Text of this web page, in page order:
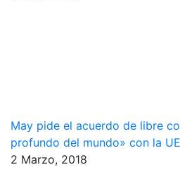
May pide el acuerdo de libre
profundo del mundo» con la UE
2 Marzo, 2018